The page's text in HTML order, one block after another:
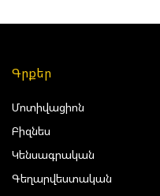
Գրքեր
Մոտիվացիոն
Բիզնես
Կենսագրական
Գեղարվեստական